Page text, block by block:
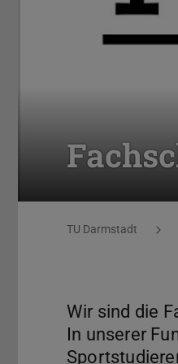
Sie befinden sich
TU Darmstadt
Wir sind die
In unserer